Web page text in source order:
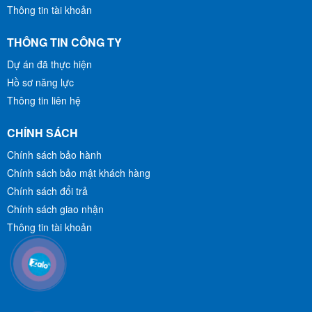
Thông tin tài khoản
THÔNG TIN CÔNG TY
Dự án đã thực hiện
Hồ sơ năng lực
Thông tin liên hệ
CHÍNH SÁCH
Chính sách bảo hành
Chính sách bảo mật khách hàng
Chính sách đổi trả
Chính sách giao nhận
Thông tin tài khoản